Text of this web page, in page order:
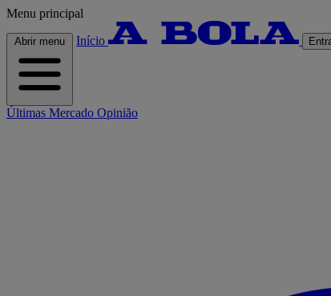
Menu principal
Abrir menu Início
Últimas Mercado Opinião